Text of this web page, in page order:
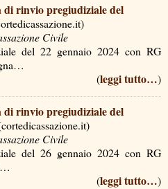
di rinvio pregiudiziale del
Civile
del 22 gennaio 2024 con RG
(leggi tutto…)
di rinvio pregiudiziale del
Civile
del 26 gennaio 2024 con RG
(leggi tutto…)